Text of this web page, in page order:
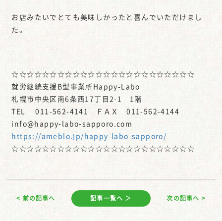
お店みたいでとても美味しかったと喜んでいただけまし
た。
☆☆☆☆☆☆☆☆☆☆☆☆☆☆☆☆☆☆☆☆☆☆☆☆
就労継続支援B型事業所Happy-Labo
札幌市中央区南6条西17丁目2-1 1階
TEL 011-562-4141 ＦＡＸ 011-562-4144
info@happy-labo-sapporo.com
https://ameblo.jp/happy-labo-sapporo/
☆☆☆☆☆☆☆☆☆☆☆☆☆☆☆☆☆☆☆☆☆☆☆☆
< 前の記事へ 記事一覧へ ＞ 次の記事へ >